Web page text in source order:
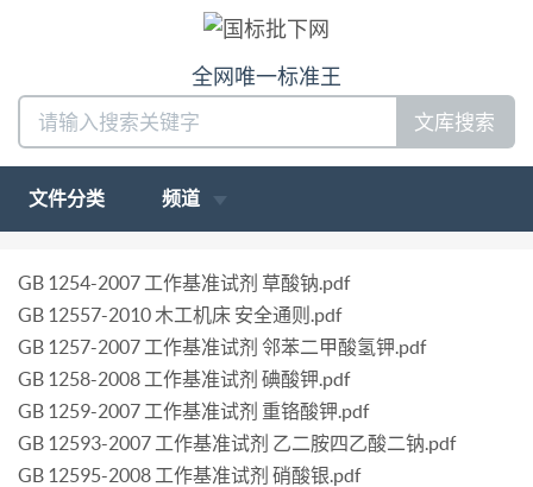
全网唯一标准王
文库搜索
文件分类 频道
GB 1254-2007 工作基准试剂 草酸钠.pdf
GB 12557-2010 木工机床 安全通则.pdf
GB 1257-2007 工作基准试剂 邻苯二甲酸氢钾.pdf
GB 1258-2008 工作基准试剂 碘酸钾.pdf
GB 1259-2007 工作基准试剂 重铬酸钾.pdf
GB 12593-2007 工作基准试剂 乙二胺四乙酸二钠.pdf
GB 12595-2008 工作基准试剂 硝酸银.pdf